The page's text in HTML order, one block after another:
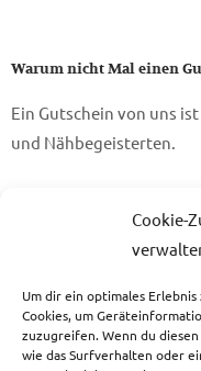
Cookie-
Um dir ein optimales
Cookies, um
zuzugreifen. Wenn du
wie das Surfverhalten oder
Warum nicht Mal einen
Ein Gutschein von uns
und Nähbegeisterten.
zum Gutschein